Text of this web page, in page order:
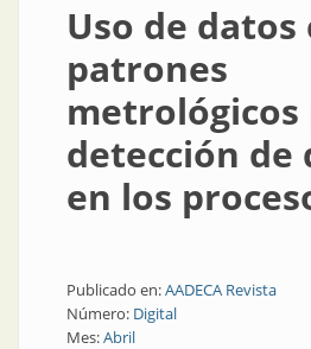
Uso de datos
patrones
metrológicos
detección de
en los
Publicado en:AADECA Revista
Número: Digital
Mes:Abril